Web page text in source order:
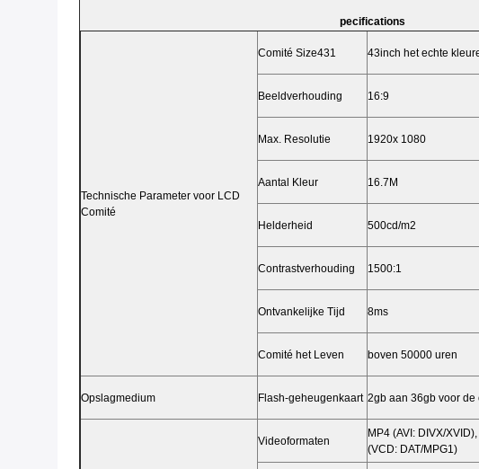
pecifications
Technische Parameter voor LCD
Comité
Comité Size431 43inch het echte
Beeldverhouding 16:9
Max. Resolutie 1920x 1080
Aantal Kleur 16.7M
Helderheid 500cd/m2
Contrastverhouding 1500:1
Ontvankelijke Tijd 8ms
Comité het Leven boven 50000 uren
Opslagmedium Flash-geheugenkaart 2gb aan 36gb voor de
Videoformaten
MP4 (AVI: DIVX/
(VCD: DAT/MPG1)